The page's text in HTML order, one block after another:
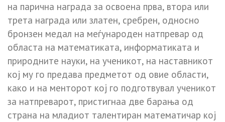
на парична награда за освоена прва, втора или
трета награда или златен, сребрен, односно
бронзен медал на меѓународен натпревар од
областа на математиката, информатиката и
природните науки, на ученикот, на наставникот
кој му го предава предметот од овие области,
како и на менторот кој го подготвувал ученикот
за натпреварот, пристигнаа две барања од
страна на младиот талентиран математичар кој